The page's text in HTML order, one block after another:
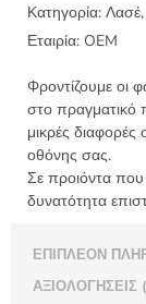
Κατηγορία:
Εταιρία: OEM
Φροντίζουμε οι
στο πραγματικό
μικρές
οθόνης σας.
Σε προιόντα που
δυνατότητα
ΕΠΙΠΛΈΟΝ
ΑΞΙΟΛΟΓΉΣΕΙΣ